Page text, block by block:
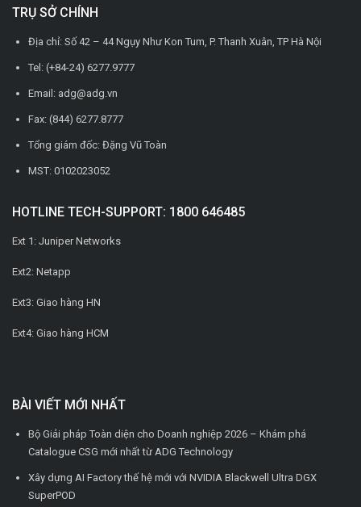
TRỤ SỞ CHÍNH
Địa chỉ: Số 42 – 44 Ngụy Như Kon Tum, P. Thanh Xuân, TP Hà Nội
Tel: (+84-24) 6277.9777
Email: adg@adg.vn
Fax: (844) 6277.8777
Tổng giám đốc: Đặng Vũ Toàn
MST: 0102023052
HOTLINE TECH-SUPPORT: 1800 646485
Ext 1: Juniper Networks
Ext2: Netapp
Ext3: Giao hàng HN
Ext4: Giao hàng HCM
BÀI VIẾT MỚI NHẤT
Bộ Giải pháp Toàn diện cho Doanh nghiệp 2026 – Khám phá
Catalogue CSG mới nhất từ ADG Technology
Xây dựng AI Factory thế hệ mới với NVIDIA Blackwell Ultra DGX
SuperPOD